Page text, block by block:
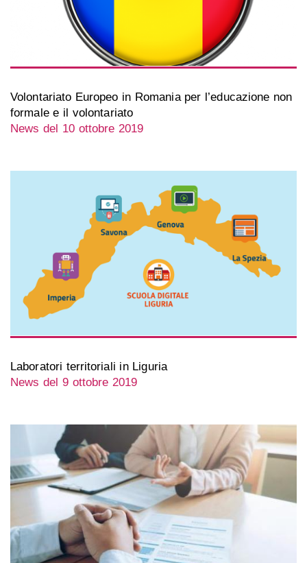
Volontariato Europeo in Romania per l’educazione non
formale e il volontariato
News del 10 ottobre 2019
Laboratori territoriali in Liguria
News del 9 ottobre 2019